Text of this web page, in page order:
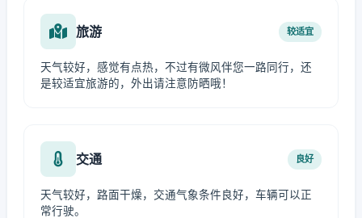
旅游 较适宜
天气较好，感觉有点热，不过有微风伴您一路同行，还
是较适宜旅游的，外出请注意防晒哦！
交通 良好
天气较好，路面干燥，交通气象条件良好，车辆可以正
常行驶。